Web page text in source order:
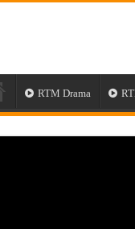
RTM Drama